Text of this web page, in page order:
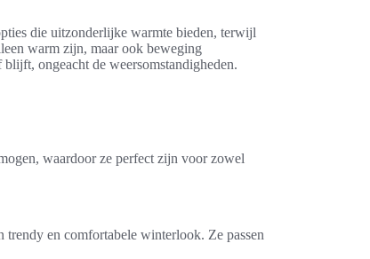
die uitzonderlijke warmte bieden, terwijl
warm zijn, maar ook beweging
ongeacht de weersomstandigheden.
waardoor ze perfect zijn voor zowel
en comfortabele winterlook. Ze passen